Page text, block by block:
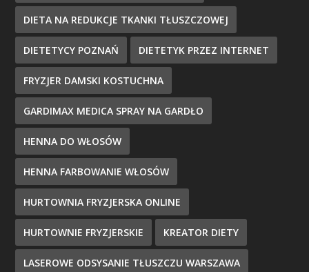
DIETA NA REDUKCJE TKANKI TŁUSZCZOWEJ
DIETETYCY POZNAŃ DIETETYK PRZEZ INTERNET
FRYZJER DAMSKI KOSTUCHNA
GARDIMAX MEDICA SPRAY NA GARDŁO
HENNA DO WŁOSÓW
HENNA FARBOWANIE WŁOSÓW
HURTOWNIA FRYZJERSKA ONLINE
HURTOWNIE FRYZJERSKIE KREATOR DIETY
LASEROWE ODSYSANIE TŁUSZCZU WARSZAWA